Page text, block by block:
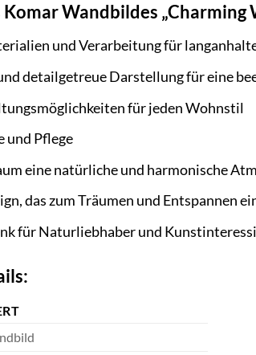
Wandbildes „Charming
und Verarbeitung für
detailgetreue Darstellung für eine
für jeden Wohnstil
und Pflege
eine natürliche und harmonische
das zum Träumen und Entspannen
für Naturliebhaber und